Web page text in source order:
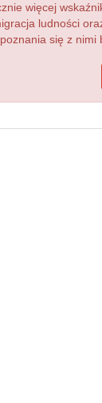
więcej
ludności
się z